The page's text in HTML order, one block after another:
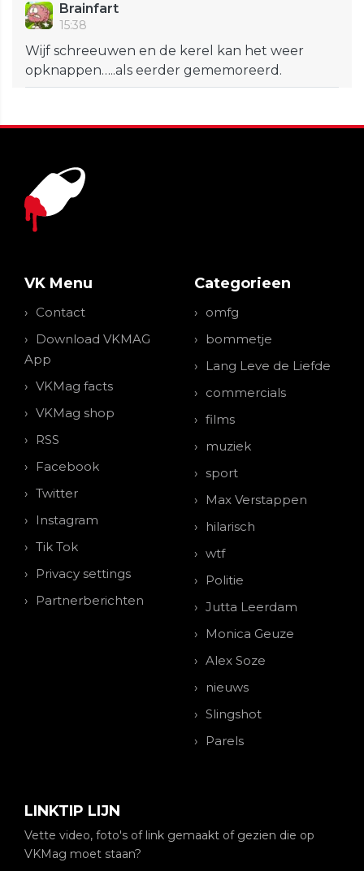
Brainfart
15:38
Wijf schreeuwen en de kerel kan het weer
opknappen…..als eerder gememoreerd.
VK Menu
Contact
Download VKMAG
App
VKMag facts
VKMag shop
RSS
Facebook
Twitter
Instagram
Tik Tok
Privacy settings
Partnerberichten
Categorieen
omfg
bommetje
Lang Leve de Liefde
commercials
films
muziek
sport
Max Verstappen
hilarisch
wtf
Politie
Jutta Leerdam
Monica Geuze
Alex Soze
nieuws
Slingshot
Parels
LINKTIP LIJN
Vette video, foto's of link gemaakt of gezien die op
VKMag moet staan?